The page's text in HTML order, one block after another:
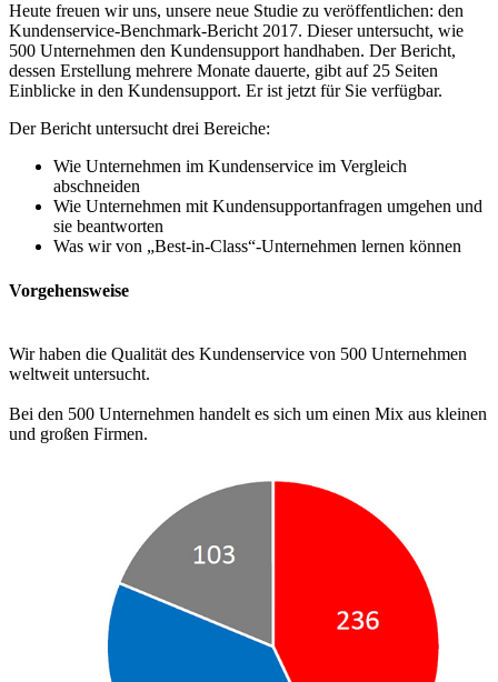
Heute freuen wir uns, unsere neue Studie zu veröffentlichen: den
Kundenservice-Benchmark-Bericht 2017. Dieser untersucht, wie
500 Unternehmen den Kundensupport handhaben. Der Bericht,
dessen Erstellung mehrere Monate dauerte, gibt auf 25 Seiten
Einblicke in den Kundensupport. Er ist jetzt für Sie verfügbar.
Der Bericht untersucht drei Bereiche:
Wie Unternehmen im Kundenservice im Vergleich
abschneiden
Wie Unternehmen mit Kundensupportanfragen umgehen und
sie beantworten
Was wir von „Best-in-Class“-Unternehmen lernen können
Vorgehensweise
Wir haben die Qualität des Kundenservice von 500 Unternehmen
weltweit untersucht.
Bei den 500 Unternehmen handelt es sich um einen Mix aus kleinen
und großen Firmen.